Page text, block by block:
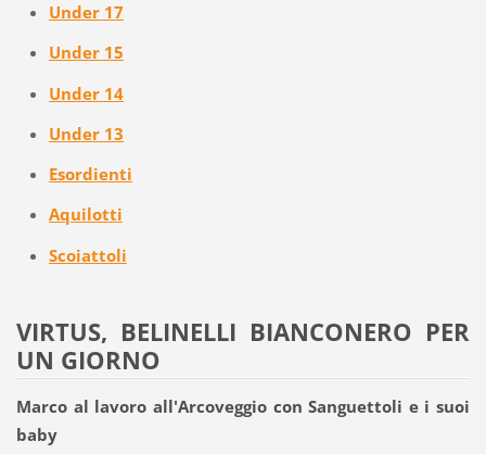
Under 17
Under 15
Under 14
Under 13
Esordienti
Aquilotti
Scoiattoli
VIRTUS, BELINELLI BIANCONERO PER
UN GIORNO
Marco al lavoro all'Arcoveggio con Sanguettoli e i suoi
baby